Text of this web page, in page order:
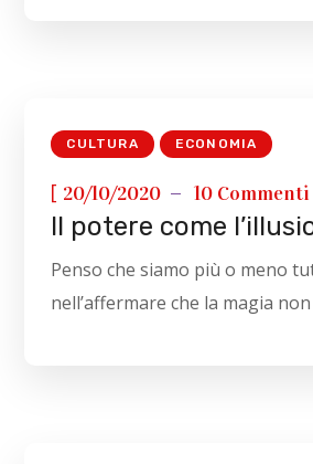
CULTURA ECONOMIA
[ 20/10/2020 10 Commenti
Il potere come
Penso che siamo più o meno
nell’affermare che la magia non